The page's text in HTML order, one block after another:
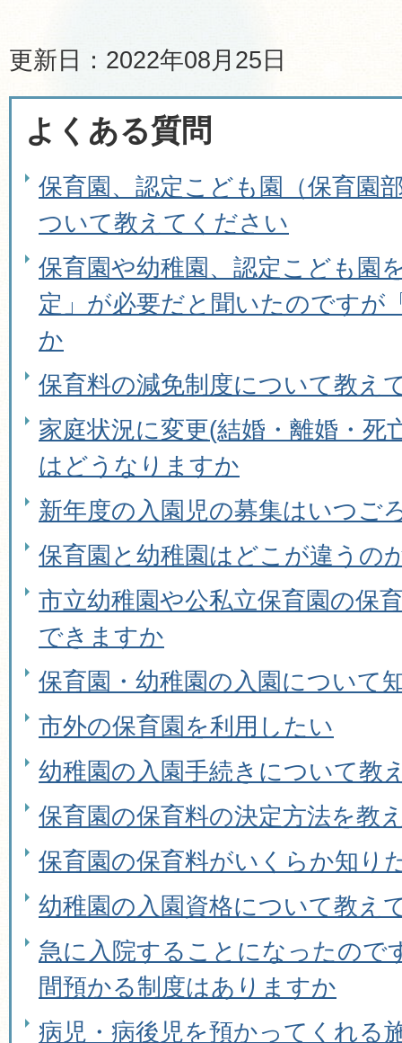
更新日：2022年08月25日
よくある質問
保育園、認定こども園（保育園
ついて教えてください
保育園や幼稚園、認定こども園
定」が必要だと聞いたのですが
か
保育料の減免制度について教え
家庭状況に変更(結婚・離婚・死
はどうなりますか
新年度の入園児の募集はいつご
保育園と幼稚園はどこが違うの
市立幼稚園や公私立保育園の保
できますか
保育園・幼稚園の入園について
市外の保育園を利用したい
幼稚園の入園手続きについて教
保育園の保育料の決定方法を教
保育園の保育料がいくらか知り
幼稚園の入園資格について教え
急に入院することになったので
間預かる制度はありますか
病児・病後児を預かってくれる